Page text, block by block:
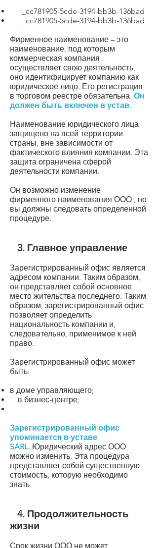
_cc781905-5cde-3194-bb3b-136bad
_cc781905-5cde-3194-bb3b-136bad
Фирменное наименование – это
наименование, под которым
коммерческая компания
осуществляет свою деятельность,
оно идентифицирует компанию как
юридическое лицо. Его регистрация
в торговом реестре обязательна. Он
должен быть включен в устав.
Наименование юридического лица
защищено на всей территории
страны, вне зависимости от
фактического влияния компании. Эта
защита ограничена сферой
деятельности компании.
Он возможно изменение
фирменного наименования ООО , но
вы должны следовать определенной
процедуре.
3. Главное управление
Зарегистрированный офис является
адресом компании. Таким образом,
он представляет собой основное
место жительства последнего. Таким
образом, зарегистрированный офис
позволяет определить
национальность компании и,
следовательно, применимое к ней
право.
Зарегистрированный офис может
быть:
в доме управляющего;
в бизнес-центре;
Зарегистрированный офис
упоминается в уставе
SARL..Юридический адрес ООО
можно изменить. Эта процедура
представляет собой существенную
стоимость, которую необходимо
знать.
4. Продолжительность
жизни
Срок жизни ООО не может